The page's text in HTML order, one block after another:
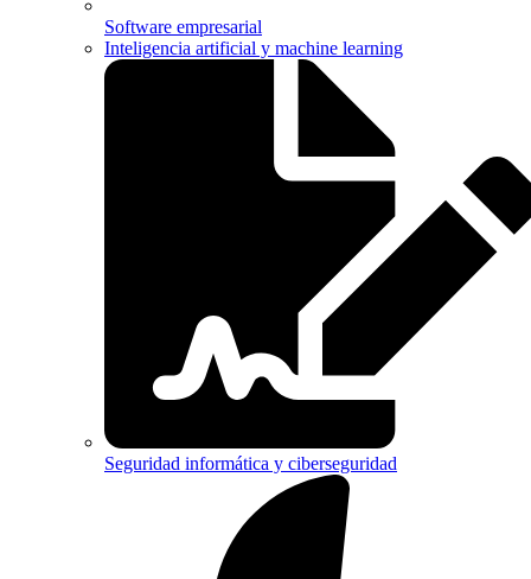
Software empresarial
Inteligencia artificial y machine learning
Seguridad informática y ciberseguridad